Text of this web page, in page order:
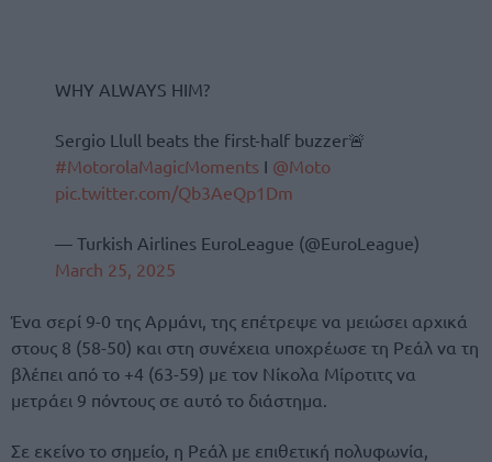
WHY ALWAYS HIM?
Sergio Llull beats the first-half buzzer🚨
#MotorolaMagicMoments I @Moto
pic.twitter.com/Qb3AeQp1Dm
— Turkish Airlines EuroLeague (@EuroLeague)
March 25, 2025
Ένα σερί 9-0 της Αρμάνι, της επέτρεψε να μειώσει αρχικά
στους 8 (58-50) και στη συνέχεια υποχρέωσε τη Ρεάλ να τη
βλέπει από το +4 (63-59) με τον Νίκολα Μίροτιτς να
μετράει 9 πόντους σε αυτό το διάστημα.
Σε εκείνο το σημείο, η Ρεάλ με επιθετική πολυφωνία,